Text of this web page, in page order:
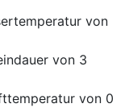
von
von 3
von 0